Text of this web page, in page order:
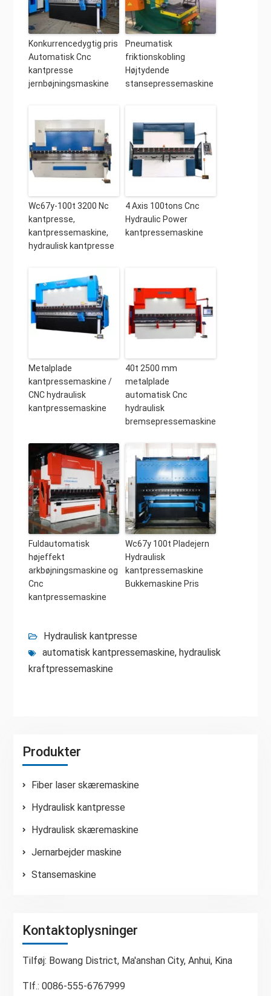
Konkurrencedygtig pris
Automatisk Cnc
kantpresse
jernbøjningsmaskine
Pneumatisk
friktionskobling
Højtydende
stansepressemaskine
Wc67y-100t 3200 Nc
kantpresse,
kantpressemaskine,
hydraulisk kantpresse
4 Axis 100tons Cnc
Hydraulic Power
kantpressemaskine
Metalplade
kantpressemaskine /
CNC hydraulisk
kantpressemaskine
40t 2500 mm
metalplade
automatisk Cnc
hydraulisk
bremsepressemaskine
Fuldautomatisk
højeffekt
arkbøjningsmaskine og
Cnc
kantpressemaskine
Wc67y 100t Pladejern
Hydraulisk
kantpressemaskine
Bukkemaskine Pris
Hydraulisk kantpresse
automatisk kantpressemaskine, hydraulisk
kraftpressemaskine
Produkter
Fiber laser skæremaskine
Hydraulisk kantpresse
Hydraulisk skæremaskine
Jernarbejder maskine
Stansemaskine
Kontaktoplysninger
Tilføj: Bowang District, Ma'anshan City, Anhui, Kina
Tlf.: 0086-555-6767999